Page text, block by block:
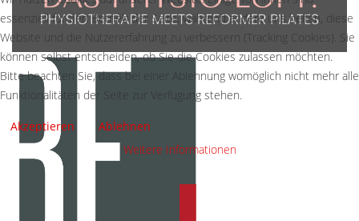
essenziell für den Betrieb der Seite, während andere uns helfen, diese
Website und die Nutzererfahrung zu verbessern (Tracking Cookies). Sie
können selbst entscheiden, ob Sie die Cookies zulassen möchten.
Bitte beachten Sie, dass bei einer Ablehnung womöglich nicht mehr alle
Funktionalitäten der Seite zur Verfügung stehen.
Akzeptieren
Ablehnen
Weitere Informationen